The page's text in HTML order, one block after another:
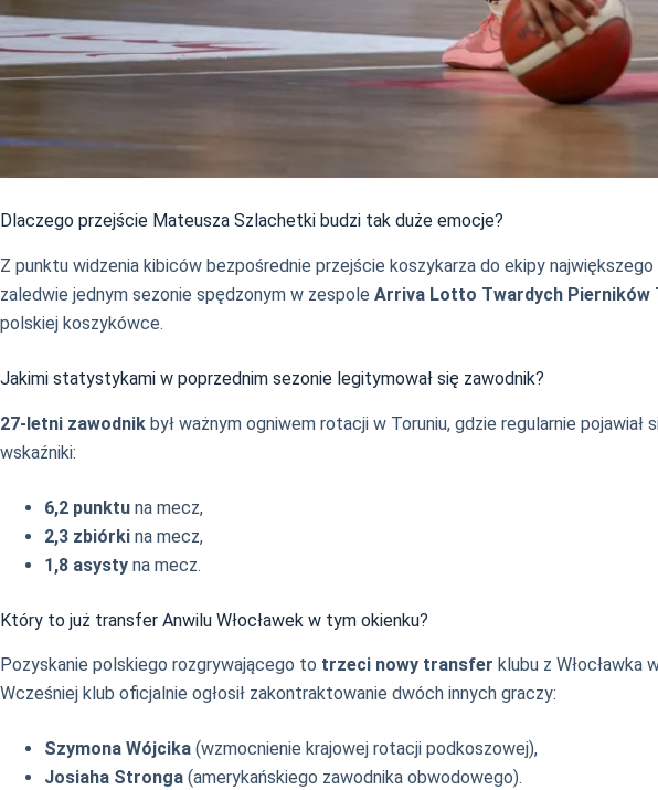
Dlaczego przejście Mateusza Szlachetki budzi tak duże emocje?
Z punktu widzenia kibiców bezpośrednie przejście koszykarza do ekipy
zaledwie jednym sezonie spędzonym w zespole Arriva Lotto Twardych Pierników
polskiej koszykówce.
Jakimi statystykami w poprzednim sezonie legitymował się zawodnik?
27-letni zawodnik był ważnym ogniwem rotacji w Toruniu, gdzie regularnie pojawiał
wskaźniki:
6,2 punktu na mecz,
2,3 zbiórki na mecz,
1,8 asysty na mecz.
Który to już transfer Anwilu Włocławek w tym okienku?
Pozyskanie polskiego rozgrywającego to trzeci nowy transfer klubu z
Wcześniej klub oficjalnie ogłosił zakontraktowanie dwóch innych graczy:
Szymona Wójcika (wzmocnienie krajowej rotacji podkoszowej),
Josiaha Stronga (amerykańskiego zawodnika obwodowego).